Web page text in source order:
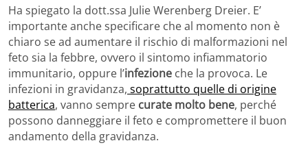
Ha spiegato la dott.ssa Julie Werenberg Dreier. E’
importante anche specificare che al momento non è
chiaro se ad aumentare il rischio di malformazioni nel
feto sia la febbre, ovvero il sintomo infiammatorio
immunitario, oppure l’infezione che la provoca. Le
infezioni in gravidanza, soprattutto quelle di origine
batterica, vanno sempre curate molto bene, perché
possono danneggiare il feto e compromettere il buon
andamento della gravidanza.